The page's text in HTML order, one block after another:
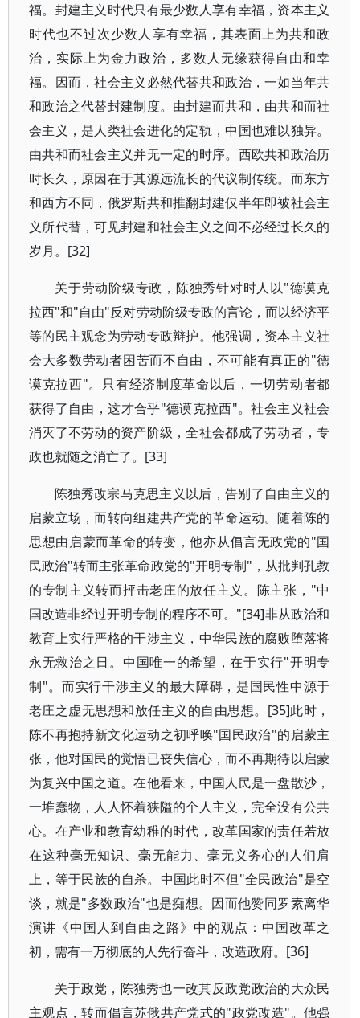
福。封建主义时代只有最少数人享有幸福，资本主义
时代也不过次少数人享有幸福，其表面上为共和政
治，实际上为金力政治，多数人无缘获得自由和幸
福。因而，社会主义必然代替共和政治，一如当年共
和政治之代替封建制度。由封建而共和，由共和而社
会主义，是人类社会进化的定轨，中国也难以独异。
由共和而社会主义并无一定的时序。西欧共和政治历
时长久，原因在于其源远流长的代议制传统。而东方
和西方不同，俄罗斯共和推翻封建仅半年即被社会主
义所代替，可见封建和社会主义之间不必经过长久的
岁月。[32]
关于劳动阶级专政，陈独秀针对时人以"德谟克
拉西"和"自由"反对劳动阶级专政的言论，而以经济平
等的民主观念为劳动专政辩护。他强调，资本主义社
会大多数劳动者困苦而不自由，不可能有真正的"德
谟克拉西"。只有经济制度革命以后，一切劳动者都
获得了自由，这才合乎"德谟克拉西"。社会主义社会
消灭了不劳动的资产阶级，全社会都成了劳动者，专
政也就随之消亡了。[33]
陈独秀改宗马克思主义以后，告别了自由主义的
启蒙立场，而转向组建共产党的革命运动。随着陈的
思想由启蒙而革命的转变，他亦从倡言无政党的"国
民政治"转而主张革命政党的"开明专制"，从批判孔教
的专制主义转而抨击老庄的放任主义。陈主张，"中
国改造非经过开明专制的程序不可。"[34]非从政治和
教育上实行严格的干涉主义，中华民族的腐败堕落将
永无救治之日。中国唯一的希望，在于实行"开明专
制"。而实行干涉主义的最大障碍，是国民性中源于
老庄之虚无思想和放任主义的自由思想。[35]此时，
陈不再抱持新文化运动之初呼唤"国民政治"的启蒙主
张，他对国民的觉悟已丧失信心，而不再期待以启蒙
为复兴中国之道。在他看来，中国人民是一盘散沙，
一堆蠢物，人人怀着狭隘的个人主义，完全没有公共
心。在产业和教育幼稚的时代，改革国家的责任若放
在这种毫无知识、毫无能力、毫无义务心的人们肩
上，等于民族的自杀。中国此时不但"全民政治"是空
谈，就是"多数政治"也是痴想。因而他赞同罗素离华
演讲《中国人到自由之路》中的观点：中国改革之
初，需有一万彻底的人先行奋斗，改造政府。[36]
关于政党，陈独秀也一改其反政党政治的大众民
主观点，转而倡言苏俄共产党式的"政党改造"。他强